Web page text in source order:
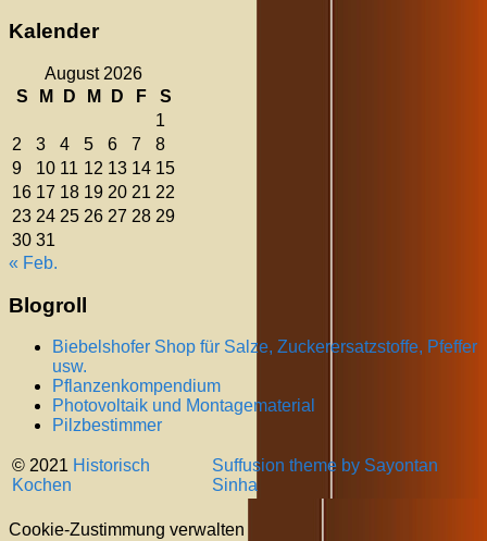
Kalender
August 2026
S
M D M D F
S
1
2
3 4 5 6 7
8
9
10 11 12 13 14 15
16 17 18 19 20 21 22
23 24 25 26 27 28 29
30 31
« Feb.
Blogroll
Biebelshofer Shop für Salze, Zuckerersatzstoffe, Pfeffer
usw.
Pflanzenkompendium
Photovoltaik und Montagematerial
Pilzbestimmer
© 2021 Historisch
Kochen
Suffusion theme by Sayontan
Sinha
Cookie-Zustimmung verwalten